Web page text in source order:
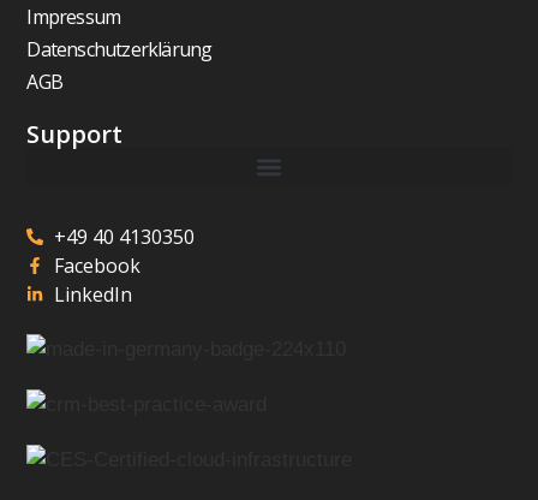
Impressum
Datenschutzerklärung
AGB
Support
+49 40 4130350
Facebook
LinkedIn